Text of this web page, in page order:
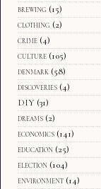
brewing (15)
clothing (2)
crime (4)
culture (105)
denmark (58)
discoveries (4)
DIY (31)
dreams (2)
economics (141)
education (25)
election (104)
environment (14)